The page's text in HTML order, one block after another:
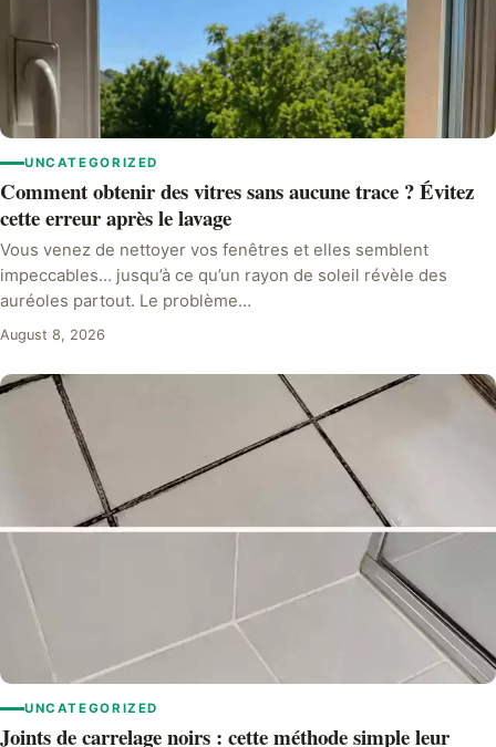
UNCATEGORIZED
Comment obtenir des vitres sans aucune trace ? Évitez
cette erreur après le lavage
Vous venez de nettoyer vos fenêtres et elles semblent
impeccables… jusqu’à ce qu’un rayon de soleil révèle des
auréoles partout. Le problème…
August 8, 2026
UNCATEGORIZED
Joints de carrelage noirs : cette méthode simple leur